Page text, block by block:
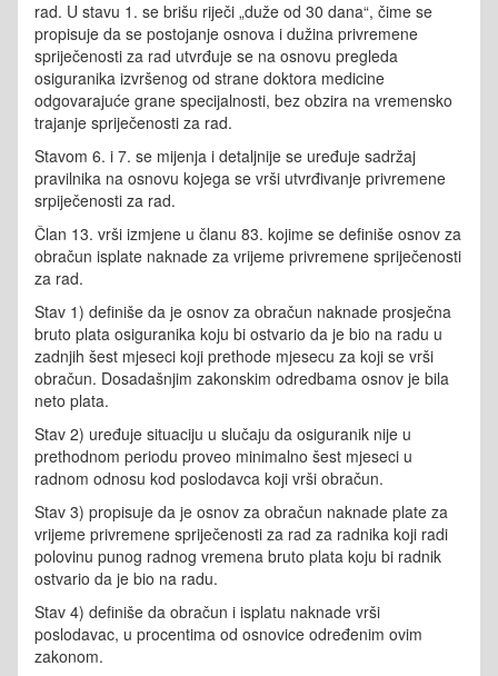
rad. U stavu 1. se brišu riječi „duže od 30 dana“, čime se
propisuje da se postojanje osnova i dužina privremene
spriječenosti za rad utvrđuje se na osnovu pregleda
osiguranika izvršenog od strane doktora medicine
odgovarajuće grane specijalnosti, bez obzira na vremensko
trajanje spriječenosti za rad.
Stavom 6. i 7. se mijenja i detaljnije se uređuje sadržaj
pravilnika na osnovu kojega se vrši utvrđivanje privremene
srpiječenosti za rad.
Član 13. vrši izmjene u članu 83. kojime se definiše osnov za
obračun isplate naknade za vrijeme privremene spriječenosti
za rad.
Stav 1) definiše da je osnov za obračun naknade prosječna
bruto plata osiguranika koju bi ostvario da je bio na radu u
zadnjih šest mjeseci koji prethode mjesecu za koji se vrši
obračun. Dosadašnjim zakonskim odredbama osnov je bila
neto plata.
Stav 2) uređuje situaciju u slučaju da osiguranik nije u
prethodnom periodu proveo minimalno šest mjeseci u
radnom odnosu kod poslodavca koji vrši obračun.
Stav 3) propisuje da je osnov za obračun naknade plate za
vrijeme privremene spriječenosti za rad za radnika koji radi
polovinu punog radnog vremena bruto plata koju bi radnik
ostvario da je bio na radu.
Stav 4) definiše da obračun i isplatu naknade vrši
poslodavac, u procentima od osnovice određenim ovim
zakonom.